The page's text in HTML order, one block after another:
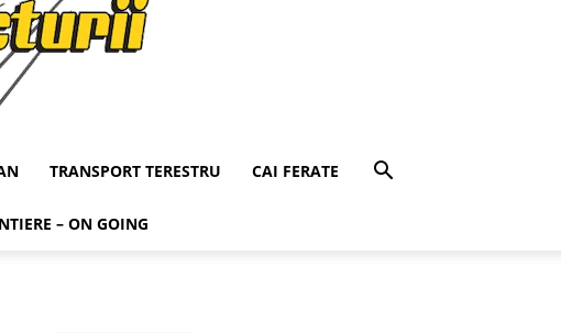
TRANSPORT TERESTRU CAI FERATE
– ON GOING